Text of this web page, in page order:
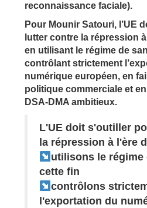
reconnaissance faciale).
Pour Mounir Satouri, l’UE
lutter contre la répression
en utilisant le régime de
contrôlant strictement
numérique européen, en
politique commerciale et
DSA-DMA ambitieux.
L'UE doit s'outiller
la répression à l'ère
utilisons le régime
cette fin
contrôlons
l'exportation du